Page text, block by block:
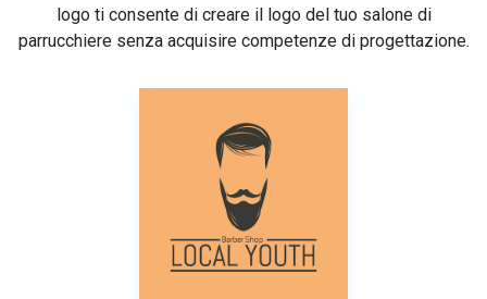
logo ti consente di creare il logo del tuo salone di
parrucchiere senza acquisire competenze di progettazione.